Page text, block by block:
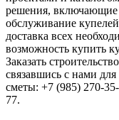
решения, включающие
обслуживание
доставка всех
возможность купить
Заказать
связавшись с нами
сметы: +7 (985) 270-
77.